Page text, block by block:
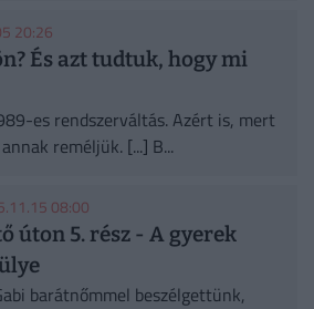
20:26
És azt tudtuk, hogy mi
es rendszerváltás. Azért is, mert
reméljük. [...] B...
08:00
úton 5. rész - A gyerek
barátnőmmel beszélgettünk,